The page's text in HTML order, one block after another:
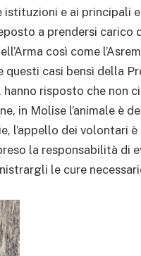
istituzioni e ai principali
a prendersi
così come
casi bensì della
risposto che non
in Molise l’animale è
l’appello dei volontari
la responsabilità di
le cure